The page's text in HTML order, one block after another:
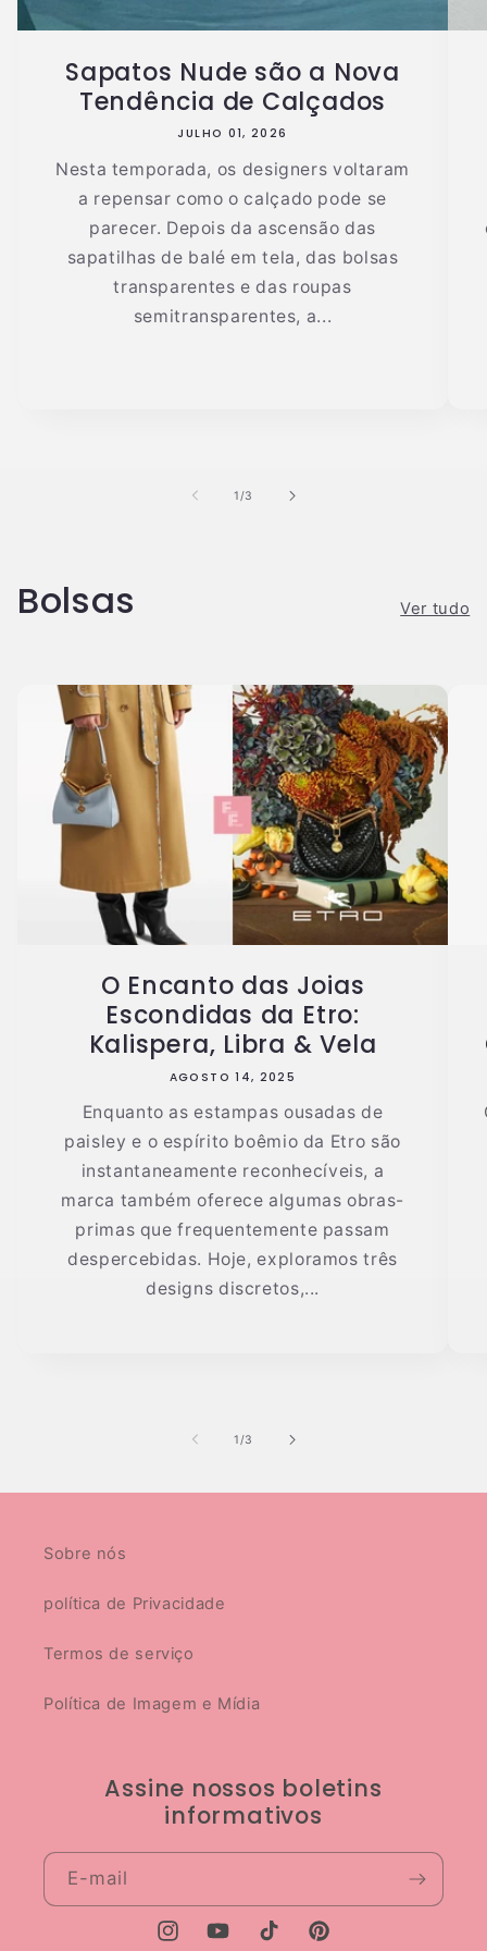
Sapatos Nude são a Nova
Tendência de Calçados
JULHO 01, 2026
Nesta temporada, os designers voltaram
a repensar como o calçado pode se
parecer. Depois da ascensão das
sapatilhas de balé em tela, das bolsas
transparentes e das roupas
semitransparentes, a...
1/de
3
Bolsas Ver tudo
O Encanto das Joias
Escondidas da Etro:
Kalispera, Libra & Vela
AGOSTO 14, 2025
Enquanto as estampas ousadas de
paisley e o espírito boêmio da Etro são
instantaneamente reconhecíveis, a
marca também oferece algumas obras-
primas que frequentemente passam
despercebidas. Hoje, exploramos três
designs discretos,...
1/de
3
Sobre nós
política de Privacidade
Termos de serviço
Política de Imagem e Mídia
Assine nossos boletins
informativos
E-mail
InstagramYouTubeTikTok Pinterest